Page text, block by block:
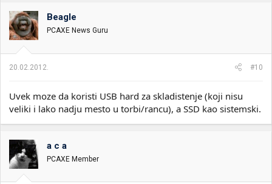
Beagle
PCAXE News Guru
20.02.2012. #10
Uvek moze da koristi USB hard za skladistenje (koji nisu
veliki i lako nadju mesto u torbi/rancu), a SSD kao sistemski.
a c a
PCAXE Member